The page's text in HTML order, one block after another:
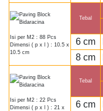
Isi per M2 : 88 Pcs
Dimensi ( p x l ) : 10.5 x
10.5 cm
Tebal
6 cm
8 cm
Isi per M2 : 22 Pcs
Dimensi ( p x l ) : 21 x
Tebal
6 cm